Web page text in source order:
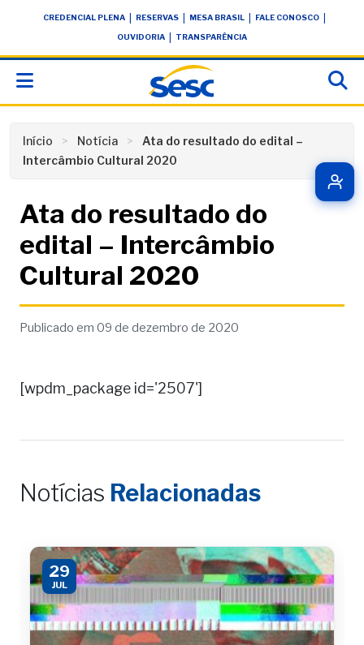
conteúdoCREDENCIAL PLENA RESERVAS MESA BRASIL FALE CONOSCO
OUVIDORIA TRANSPARÊNCIA
Início Notícia
Ata do resultado do edital –
Intercâmbio Cultural 2020
Ata do resultado do
edital – Intercâmbio
Cultural 2020
Publicado em 09 de dezembro de 2020
[wpdm_package id='2507']
Notícias Relacionadas
29
JUL